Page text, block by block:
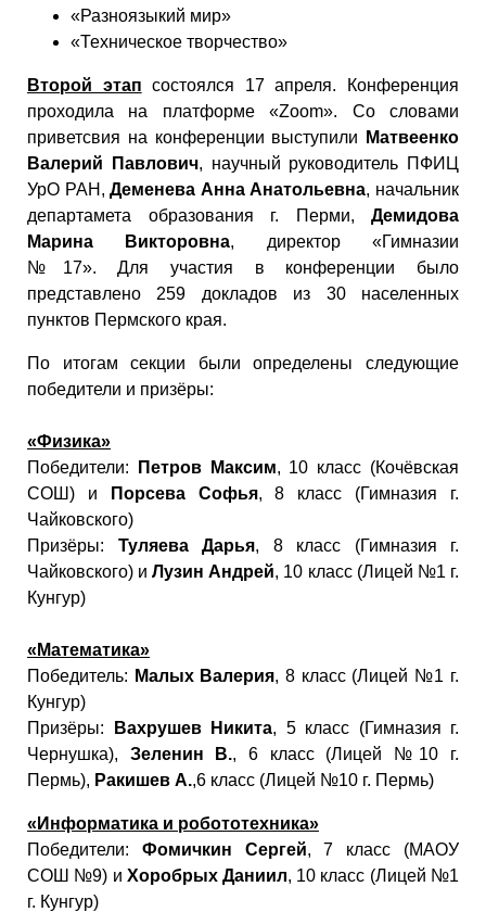
«Разноязыкий мир»
«Техническое творчество»
Второй этап состоялся 17 апреля. Конференция
проходила на платформе «Zoom». Со словами
приветсвия на конференции выступили
Матвеенко
Валерий Павлович, научный руководитель ПФИЦ
УрО РАН,Деменева Анна Анатольевна, начальник
департамета образования г. Перми, Демидова
Марина Викторовна, директор «Гимназии
№17». Для участия в конференции было
представлено 259 докладов из 30 населенных
пунктов Пермского края.
По итогам секции были определены следующие
победители и призёры:
«Физика»
Победители:
Петров Максим, 10 класс (Кочёвская
СОШ) и
Порсева Софья, 8 класс (Гимназия г.
Чайковского)
Призёры: Туляева Дарья, 8 класс (Гимназия г.
Чайковского) иЛузин Андрей, 10 класс (Лицей №1 г.
Кунгур)
«Математика»
Победитель: Малых Валерия, 8 класс (Лицей №1 г.
Кунгур)
Призёры:
Вахрушев Никита, 5 класс (Гимназия г.
Чернушка), Зеленин В., 6 класс (Лицей №10 г.
Пермь), Ракишев А.,6 класс (Лицей №10 г. Пермь)
«Информатика и робототехника»
Победители: Фомичкин Сергей, 7 класс (МАОУ
СОШ №9) и Хоробрых Даниил, 10 класс (Лицей №1
г. Кунгур)